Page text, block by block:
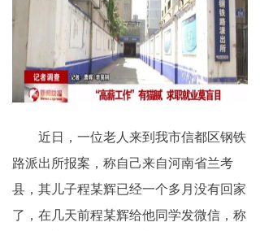
网络传销
精神传销
求助专区
大学生专栏
传销骗术
相关处罚
近日，一位老人来到我市信都区钢铁
路派出所报案，称自己来自河南省兰考
县，其儿子程某辉已经一个多月没有回家
了，在几天前程某辉给他同学发微信，称